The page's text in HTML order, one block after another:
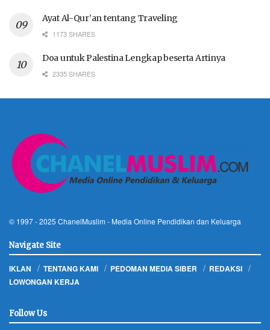
Ayat Al-Qur’an tentang Traveling
1173 SHARES
Doa untuk Palestina Lengkap beserta Artinya
2335 SHARES
© 1997 - 2025 ChanelMuslim - Media Online Pendidikan dan Keluarga
Navigate Site
IKLAN TENTANG KAMI PEDOMAN MEDIA SIBER
REDAKSI
LOWONGAN KERJA
Follow Us